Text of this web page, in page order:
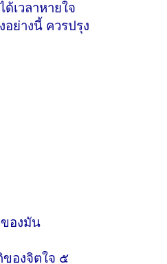
เวลาหายใจ
อย่างนี้ ควรปรุง
ของมัน
ของจิตใจ ๕